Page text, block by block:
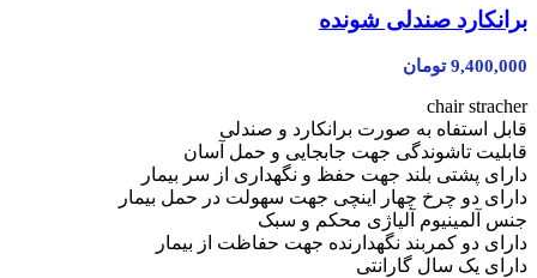
برانکارد صندلی شونده
9,400,000 تومان
chair stracher
قابل استفاه به صورت برانکارد و صندلی
قابلیت تاشوندگی جهت جابجایی و حمل آسان
دارای پشتی بلند جهت حفظ و نگهداری از سر بیمار
دارای دو چرخ چهار اینچی جهت سهولت در حمل بیمار
جنس آلمینیوم آلیاژی محکم و سبک
دارای دو کمربند نگهدارنده جهت حفاظت از بیمار
دارای یک سال گارانتی